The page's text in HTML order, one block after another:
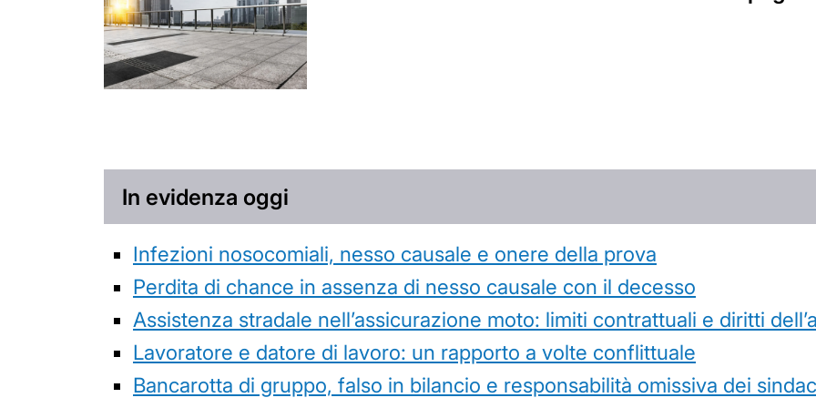
In evidenza oggi
Infezioni nosocomiali, nesso causale e onere della prova
Perdita di chance in assenza di nesso causale con il decesso
Assistenza stradale nell’assicurazione moto: limiti contrattuali e diritti
Lavoratore e datore di lavoro: un rapporto a volte conflittuale
Bancarotta di gruppo, falso in bilancio e responsabilità omissiva dei